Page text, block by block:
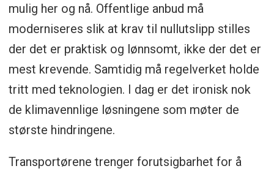
mulig her og nå. Offentlige anbud må
moderniseres slik at krav til nullutslipp stilles
der det er praktisk og lønnsomt, ikke der det er
mest krevende. Samtidig må regelverket holde
tritt med teknologien. I dag er det ironisk nok
de klimavennlige løsningene som møter de
største hindringene.
Transportørene trenger forutsigbarhet for å